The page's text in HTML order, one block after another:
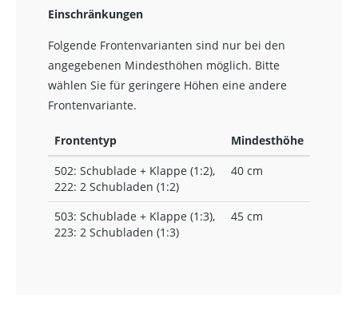
Einschränkungen
Folgende Frontenvarianten sind nur bei den
angegebenen Mindesthöhen möglich. Bitte
wählen Sie für geringere Höhen eine andere
Frontenvariante.
Frontentyp
Mindesthöhe
502: Schublade + Klappe (1:2),
222: 2 Schubladen (1:2)
40 cm
503: Schublade + Klappe (1:3),
223: 2 Schubladen (1:3)
45 cm